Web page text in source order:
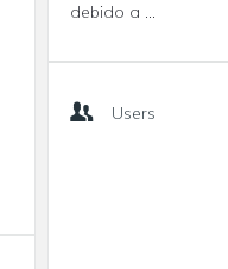
debido a ...
Users